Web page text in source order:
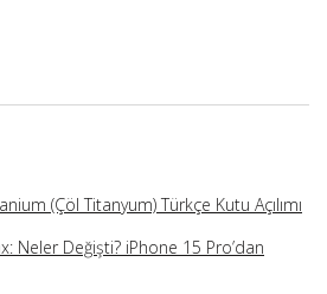
(Çöl Titanyum) Türkçe Kutu Açılımı
Neler Değişti? iPhone 15 Pro’dan